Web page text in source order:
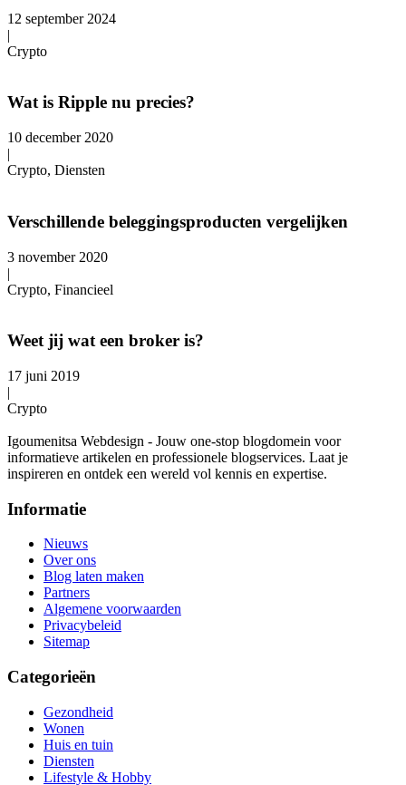
12 september 2024
|
Crypto
Wat is Ripple nu precies?
10 december 2020
|
Crypto, Diensten
Verschillende beleggingsproducten vergelijken
3 november 2020
|
Crypto, Financieel
Weet jij wat een broker is?
17 juni 2019
|
Crypto
Igoumenitsa Webdesign - Jouw one-stop blogdomein voor
informatieve artikelen en professionele blogservices. Laat je
inspireren en ontdek een wereld vol kennis en expertise.
Informatie
Nieuws
Over ons
Blog laten maken
Partners
Algemene voorwaarden
Privacybeleid
Sitemap
Categorieën
Gezondheid
Wonen
Huis en tuin
Diensten
Lifestyle & Hobby